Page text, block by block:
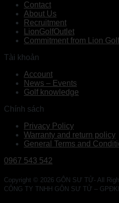
Contact
About Us
Recruitment
LionGolfOutlet
Commitment from Lion Golf
Tài khoản
Account
News – Events
Golf knowledge
Chính sách
Privacy Policy
Warranty and return policy
General Terms and
0967 543 542
Copyright © 2026 GÔN SƯ TỬ- All
CÔNG TY TNHH GÔN SƯ TỬ –